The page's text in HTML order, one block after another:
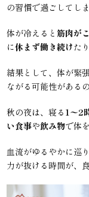
の習慣で過ごしてし
体が冷えると筋肉が
に休まず働き続けた
結果として、体が緊
ながる可能性があるの
秋の夜は、寝る 1〜2
い食事や飲み物で体
血流がゆるやかに巡
力が抜ける時間が、